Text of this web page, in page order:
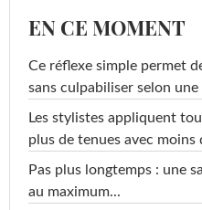
EN CE MOMENT
Ce réflexe simple permet
sans culpabiliser selon
Les stylistes appliquent
plus de tenues avec
Pas plus longtemps : une
au maximum...